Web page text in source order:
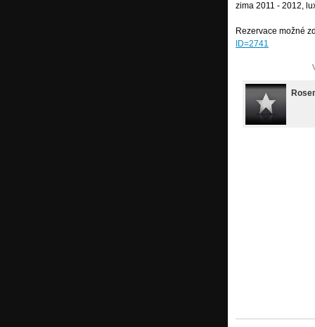
zima 2011 - 2012,
Rezervace možné
ID=2741